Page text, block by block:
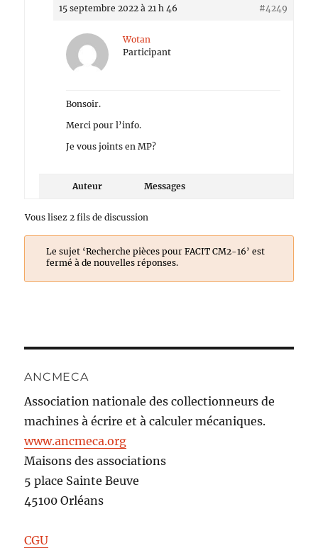
15 septembre 2022 à 21 h 46 #4249
Wotan
Participant
Bonsoir.
Merci pour l’info.
Je vous joints en MP?
Auteur Messages
Vous lisez 2 fils de discussion
Le sujet ‘Recherche pièces pour FACIT CM2-16’ est
fermé à de nouvelles réponses.
ANCMECA
Association nationale des collectionneurs de
machines à écrire et à calculer mécaniques.
www.ancmeca.org
Maisons des associations
5 place Sainte Beuve
45100 Orléans
CGU